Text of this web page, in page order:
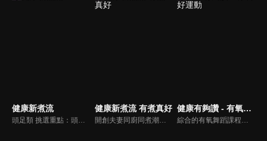
健康新煮流
頭足類 挑選重點：頭足類利用清洗時去除內臟可以降低膽固醇的攝取。挑選雙眼清澈明亮，眼球稍微凸出，肉質結實有彈性為佳。身體具透明感，觸腕或是吸盤一碰到活體就會吸附住便是新鮮的。
健康新煮流 有煮真好
開創夫妻同廚同煮潮流的KC夫婦，繼《健康醫食代》後，走出攝影棚，帶大家全台走透透，發掘上帝賞賜的美味食材，內容融合新加坡南洋風和客家純樸味，加上台灣獨特的閩南風情，互相激盪交織出的火花，打造出獨一無二的美食節目。
健康有夠讚 - 有氧好運動
綜合的有氧舞蹈課程，有著多元舞蹈搭配上輕快的音樂，踩踏著有氧的步伐，從頭到腳喚醒身體的肌肉，不只是雕塑美美的身材也能夠讓身心靈都暢快健康，跟上我們的腳步一起踏上有氧好運動，讓你更加活力滿滿，快樂享瘦！